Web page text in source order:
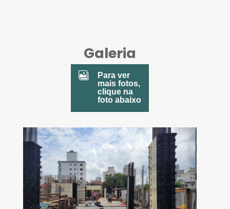
Galeria

Para ver
mais fotos,
clique na
foto abaixo